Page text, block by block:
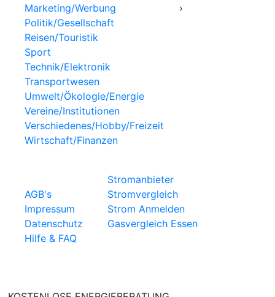
Marketing/Werbung
Politik/Gesellschaft
Reisen/Touristik
Sport
Technik/Elektronik
Transportwesen
Umwelt/Ökologie/Energie
Vereine/Institutionen
Verschiedenes/Hobby/Freizeit
Wirtschaft/Finanzen
›
AGB's
Impressum
Datenschutz
Hilfe & FAQ
Stromanbieter
Stromvergleich
Strom Anmelden
Gasvergleich Essen